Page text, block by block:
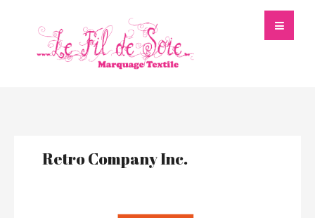
Retro Company Inc.